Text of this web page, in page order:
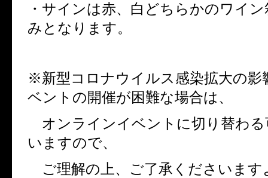
・サインは赤、白どちらかのワイ
みとなります。
※新型コロナウイルス感染拡大の影
ベントの開催が困難な場合は、
オンラインイベントに切り替わる
いますので、
ご理解の上、ご了承くださいます